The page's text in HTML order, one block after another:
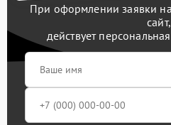
При оформлении заявки
сайт,
действует